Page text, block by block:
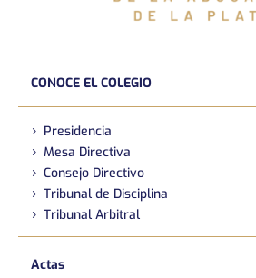
CONOCE EL COLEGIO
Presidencia
Mesa Directiva
Consejo Directivo
Tribunal de Disciplina
Tribunal Arbitral
Actas